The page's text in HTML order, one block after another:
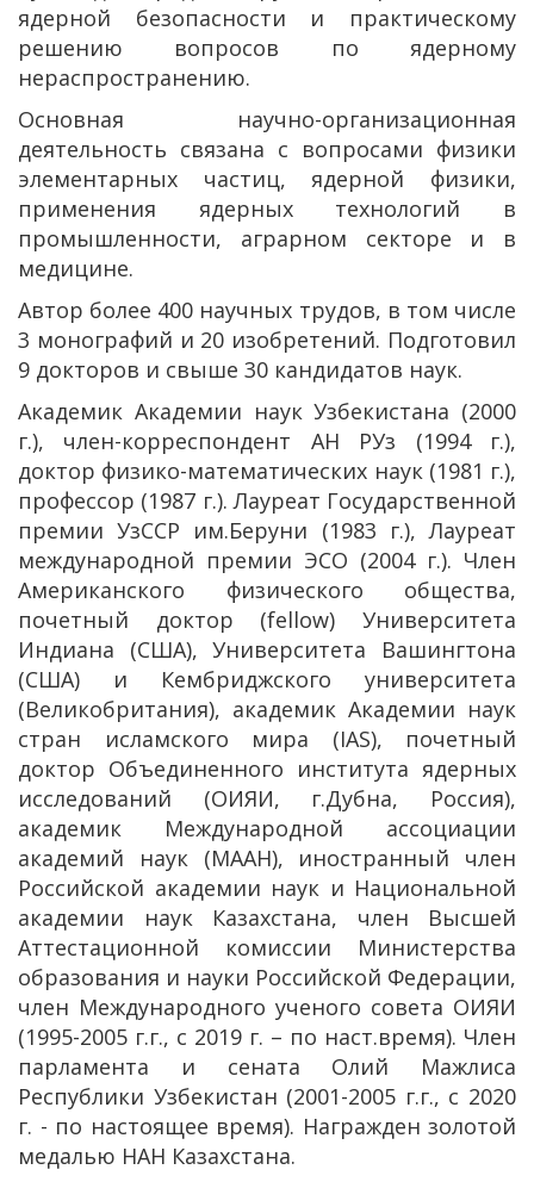
ядерной безопасности и практическому
решению вопросов по ядерному
нераспространению.
Основная научно-организационная
деятельность связана с вопросами физики
элементарных частиц, ядерной физики,
применения ядерных технологий в
промышленности, аграрном секторе и в
медицине.
Автор более 400 научных трудов, в том числе
3 монографий и 20 изобретений. Подготовил
9 докторов и свыше 30 кандидатов наук.
Академик Академии наук Узбекистана (2000
г.), член-корреспондент АН РУз (1994 г.),
доктор физико-математических наук (1981 г.),
профессор (1987 г.). Лауреат Государственной
премии УзССР им.Беруни (1983 г.), Лауреат
международной премии ЭСО (2004 г.). Член
Американского физического общества,
почетный доктор (fellow) Университета
Индиана (США), Университета Вашингтона
(США) и Кембриджского университета
(Великобритания), академик Академии наук
стран исламского мира (IAS), почетный
доктор Объединенного института ядерных
исследований (ОИЯИ, г.Дубна, Россия),
академик Международной ассоциации
академий наук (МААН), иностранный член
Российской академии наук и Национальной
академии наук Казахстана, член Высшей
Аттестационной комиссии Министерства
образования и науки Российской Федерации,
член Международного ученого совета ОИЯИ
(1995-2005 г.г., с 2019 г. – по наст.время). Член
парламента и сената Олий Мажлиса
Республики Узбекистан (2001-2005 г.г., с 2020
г. - по настоящее время). Награжден золотой
медалью НАН Казахстана.